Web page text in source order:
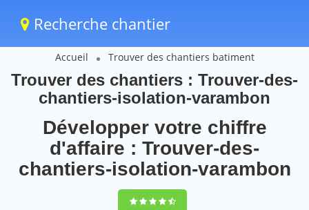
Recherche chantier
Accueil Trouver des chantiers batiment
Trouver des chantiers : Trouver-des-
chantiers-isolation-varambon
Développer votre chiffre
d'affaire : Trouver-des-
chantiers-isolation-varambon